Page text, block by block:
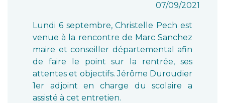
07/09/2021
Lundi 6 septembre, Christelle Pech est
venue à la rencontre de Marc Sanchez
maire et conseiller départemental afin
de faire le point sur la rentrée, ses
attentes et objectifs. Jérôme Duroudier
1er adjoint en charge du scolaire a
assisté à cet entretien.